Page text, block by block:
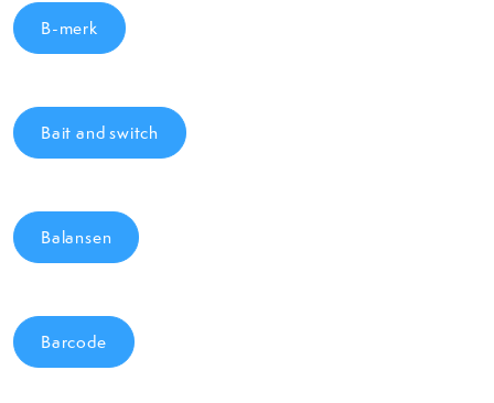
B-merk
Bait and switch
Balansen
Barcode